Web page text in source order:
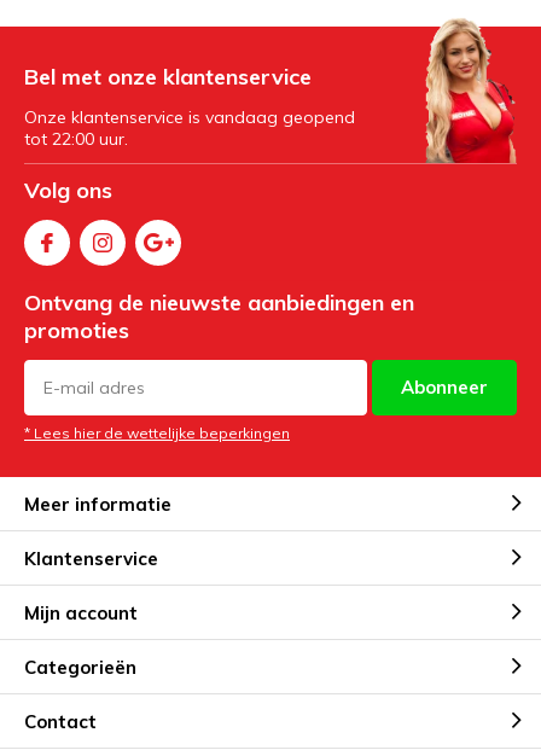
Bel met onze klantenservice
Onze klantenservice is vandaag geopend
tot 22:00 uur.
Volg ons
Ontvang de nieuwste aanbiedingen en
promoties
Abonneer
* Lees hier de wettelijke beperkingen
Meer informatie
Klantenservice
Mijn account
Categorieën
Contact